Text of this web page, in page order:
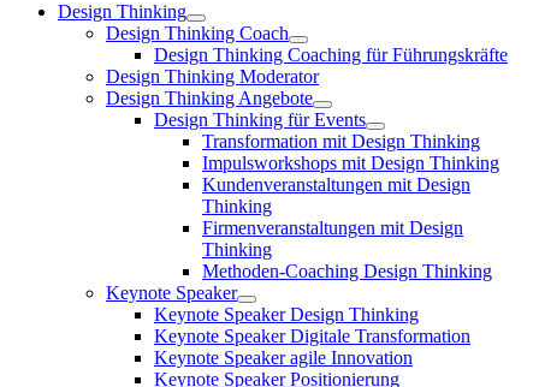
Design Thinking
Design Thinking Coach
Design Thinking Coaching für Führungskräfte
Design Thinking Moderator
Design Thinking Angebote
Design Thinking für Events
Transformation mit Design Thinking
Impulsworkshops mit Design Thinking
Kundenveranstaltungen mit Design
Thinking
Firmenveranstaltungen mit Design
Thinking
Methoden-Coaching Design Thinking
Keynote Speaker
Keynote Speaker Design Thinking
Keynote Speaker Digitale Transformation
Keynote Speaker agile Innovation
Keynote Speaker Positionierung